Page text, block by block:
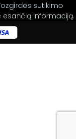
sutikimo
informaciją.